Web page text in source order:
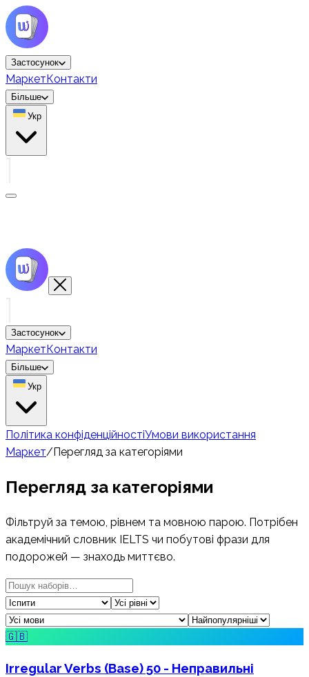
Застосунок
МаркетКонтакти
Більше
Укр
Застосунок
МаркетКонтакти
Більше
Укр
Політика конфіденційностіУмови використання
Маркет/Перегляд за категоріями
Перегляд за категоріями
Фільтруй за темою, рівнем та мовною парою. Потрібен
академічний словник IELTS чи побутові фрази для
подорожей — знаходь миттєво.
🇬🇧
Irregular Verbs (Base) 50 - Неправильні